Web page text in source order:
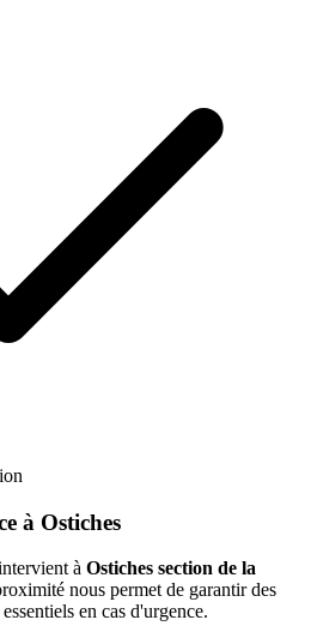
à Ostiches
à Ostiches section de la
nous permet de garantir des
en cas d'urgence.